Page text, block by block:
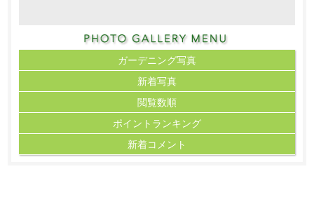
ガーデニング写真
新着写真
閲覧数順
ポイント ランキング
新着コメント